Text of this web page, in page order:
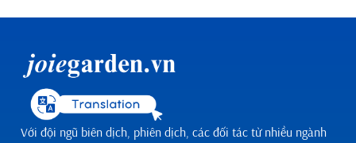
Với đội ngũ biên dịch, phiên dịch, các đối tác từ nhiều ngành